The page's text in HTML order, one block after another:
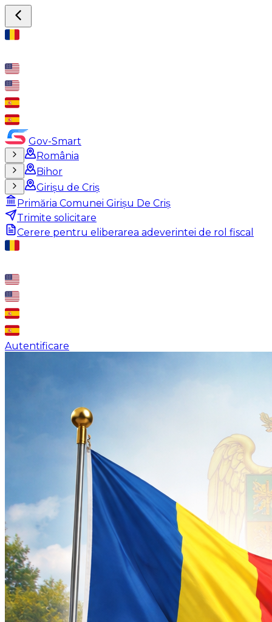
Gov-Smart
România
Bihor
Girișu de Criș
Primăria Comunei Girișu De Criș
Trimite solicitare
Cerere pentru eliberarea adeverintei de rol fiscal
Autentificare